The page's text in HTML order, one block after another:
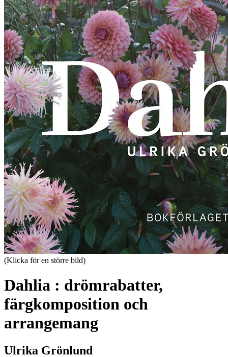
(Klicka för en större bild)
Dahlia : drömrabatter,
färgkomposition och
arrangemang
Ulrika Grönlund